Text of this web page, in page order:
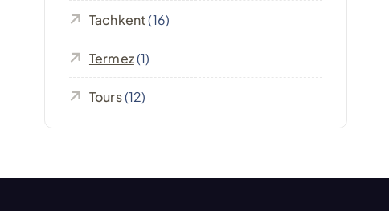
Tachkent(16)
Termez(1)
Tours(12)